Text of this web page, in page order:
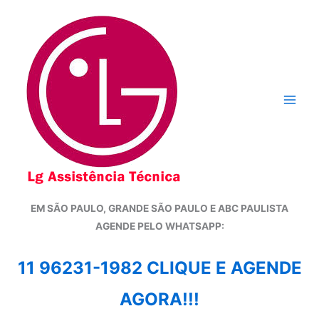
conteúdo
EM SÃO PAULO, GRANDE SÃO PAULO E ABC PAULISTA
AGENDE PELO WHATSAPP:
11 96231-1982 CLIQUE E AGENDE
AGORA!!!